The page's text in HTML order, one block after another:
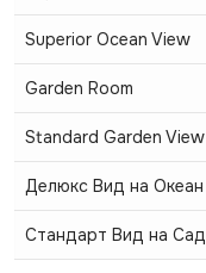
Superior Ocean View
Garden Room
Standard Garden View
Делюкс Вид на Океан
Стандарт Вид на Сад